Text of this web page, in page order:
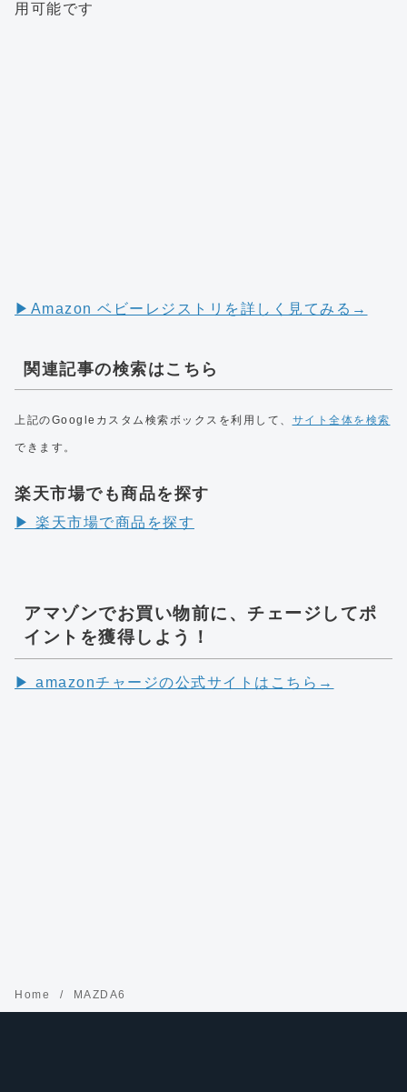
用可能です
▶︎Amazon ベビーレジストリを詳しく見てみる→
関連記事の検索はこちら
上記のGoogleカスタム検索ボックスを利用して、 サイト全体を検索
できます。
楽天市場でも商品を探す
▶︎ 楽天市場で商品を探す
アマゾンでお買い物前に、チェージしてポ
イントを獲得しよう！
▶︎ amazonチャージの公式サイトはこちら→
Home MAZDA6